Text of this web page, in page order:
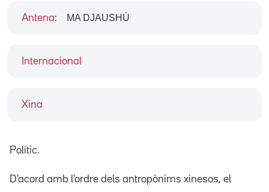
Internacional
Xina
Antena: MA DJAUSHÚ
Polític.
D'acord amb l'ordre dels antropònims xinesos, el